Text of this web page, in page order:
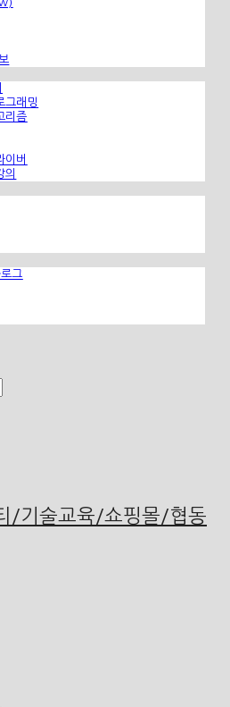
그래밍
리즘
이버
의
그
/기술교육/쇼핑몰/협동